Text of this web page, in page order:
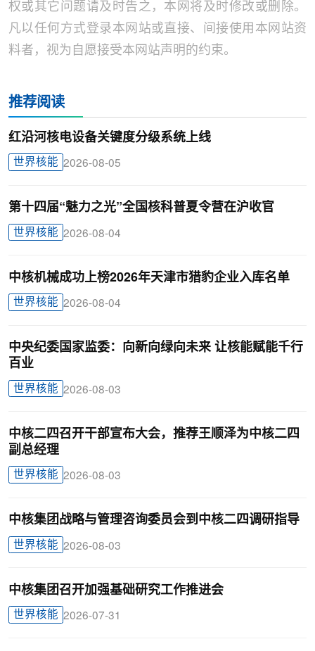
权或其它问题请及时告之，本网将及时修改或删除。
凡以任何方式登录本网站或直接、间接使用本网站资
料者，视为自愿接受本网站声明的约束。
推荐阅读
红沿河核电设备关键度分级系统上线
世界核能 2026-08-05
第十四届“魅力之光”全国核科普夏令营在沪收官
世界核能 2026-08-04
中核机械成功上榜2026年天津市猎豹企业入库名单
世界核能 2026-08-04
中央纪委国家监委：向新向绿向未来 让核能赋能千行
百业
世界核能 2026-08-03
中核二四召开干部宣布大会，推荐王顺泽为中核二四
副总经理
世界核能 2026-08-03
中核集团战略与管理咨询委员会到中核二四调研指导
世界核能 2026-08-03
中核集团召开加强基础研究工作推进会
世界核能 2026-07-31